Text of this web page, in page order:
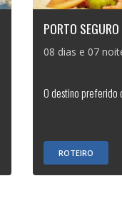
PORTO
08 dias e 07
O destino preferido
ROTEIRO